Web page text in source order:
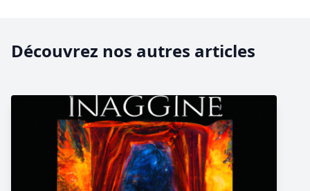
Découvrez nos autres articles